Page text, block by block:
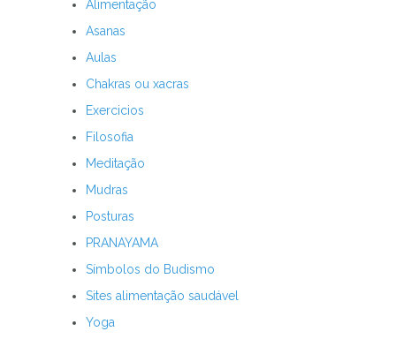
Alimentação
Asanas
Aulas
Chakras ou xacras
Exercicios
Filosofia
Meditação
Mudras
Posturas
PRANAYAMA
Símbolos do Budismo
Sites alimentação saudável
Yoga